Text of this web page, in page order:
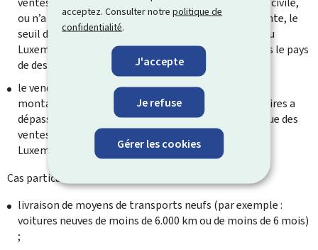
acceptez. Consulter notrepolitique de
confidentialité.
J'accepte
Je refuse
Gérer les cookies
ou n’a pas dépassé au cours de l’année civile précédente, le
seuil de 10.000 euros hors taxe => la taxation a lieu au
Luxembourg, sauf en cas d’option pour taxation dans le pays
de destination ;
le vendeur est établi dans un autre État membre, le
montant de ses ventes annuelles intracommunautaires a
dépassé le seuil de 10.000 euros hors taxe et il effectue des
ventes vers le Luxembourg => la taxation a lieu au
Luxembourg.
Cas particuliers :
livraison de moyens de transports neufs (par exemple :
voitures neuves de moins de 6.000 km ou de moins de 6 mois)
;